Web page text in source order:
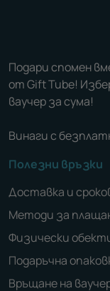
Подари спомен
от Gift Tube!
ваучер за сума!
Винаги с
Полезни връзки
Доставка и
Методи за
Физически
Подаръчна
Връщане на